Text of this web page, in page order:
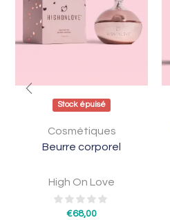
Stock épuisé
Cosmétiques
Beurre corporel
High On Love
€68,00